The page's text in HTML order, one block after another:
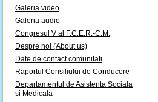
Galeria video
Galeria audio
Congresul V al F.C.E.R.-C.M.
Despre noi (About us)
Date de contact comunitati
Raportul Consiliului de Conducere
Departamentul de Asistenta Sociala
si Medicala